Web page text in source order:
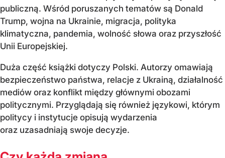
publiczną. Wśród poruszanych tematów są Donald
Trump, wojna na Ukrainie, migracja, polityka
klimatyczna, pandemia, wolność słowa oraz przyszłość
Unii Europejskiej.
Duża część książki dotyczy Polski. Autorzy omawiają
bezpieczeństwo państwa, relacje z Ukrainą, działalność
mediów oraz konflikt między głównymi obozami
politycznymi. Przyglądają się również językowi, którym
politycy i instytucje opisują wydarzenia
oraz uzasadniają swoje decyzje.